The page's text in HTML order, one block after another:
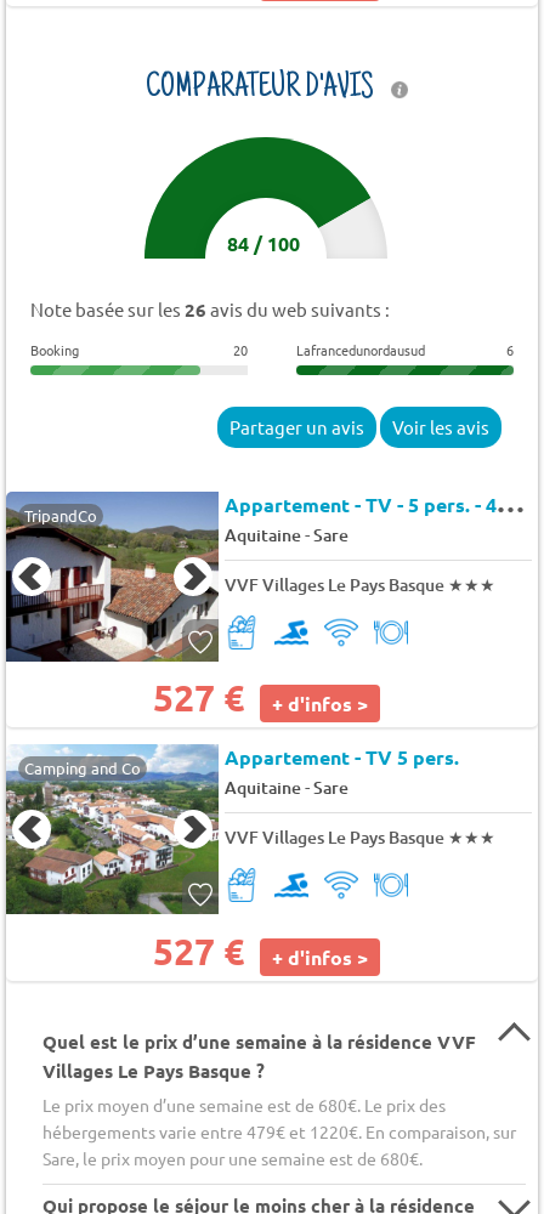
COMPARATEUR D'AVIS
84/100
Note basée sur les 26 avis du web suivants :
Booking 20 Lafrancedunordausud 6
Partager un avis Voir les avis
TripandCo A
ppartement - TV - 5 pers. - 42m2
Aquitaine-Sare
VVF Villages Le Pays Basque ★★★
527 € + d'infos >
Camping and Co Appartement - TV 5 pers.
Aquitaine-Sare
VVF Villages Le Pays Basque ★★★
527 € + d'infos >
Quel est le prix d’une semaine à la résidence VVF
Villages Le Pays Basque ?
Le prix moyen d’une semaine est de 680€. Le prix des
hébergements varie entre 479€ et 1220€. En comparaison, sur
Sare, le prix moyen pour une semaine est de 680€.
Qui propose le séjour le moins cher à la résidence